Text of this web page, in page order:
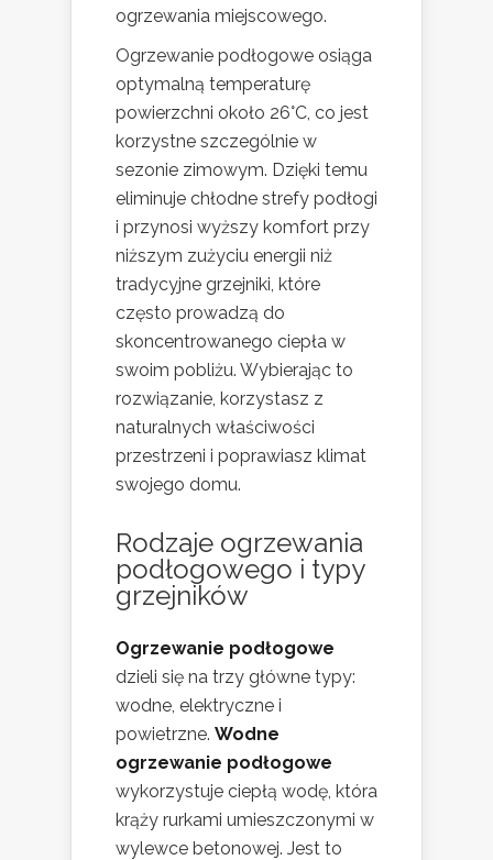
ogrzewania miejscowego.
Ogrzewanie podłogowe osiąga
optymalną temperaturę
powierzchni około 26°C, co jest
korzystne szczególnie w
sezonie zimowym. Dzięki temu
eliminuje chłodne strefy podłogi
i przynosi wyższy komfort przy
niższym zużyciu energii niż
tradycyjne grzejniki, które
często prowadzą do
skoncentrowanego ciepła w
swoim pobliżu. Wybierając to
rozwiązanie, korzystasz z
naturalnych właściwości
przestrzeni i poprawiasz klimat
swojego domu.
Rodzaje ogrzewania
podłogowego i typy
grzejników
Ogrzewanie podłogowe
dzieli się na trzy główne typy:
wodne, elektryczne i
powietrzne. Wodne
ogrzewanie podłogowe
wykorzystuje ciepłą wodę, która
krąży rurkami umieszczonymi w
wylewce betonowej. Jest to